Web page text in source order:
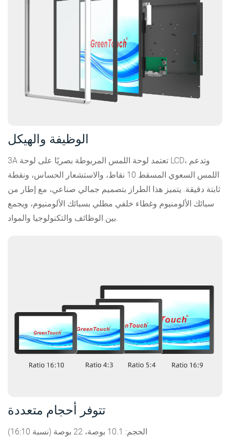
الوظيفة والهيكل
3A تعتمد لوحة اللمس المربوطة بصريًا على لوحة LCD، وتدعم
اللمس السعوي المسقط 10 نقاط، والاستشعار الحساس، ونقطة
ثابتة دقيقة. يتميز هذا الطراز بتصميم جمالي صناعي، مع إطار من
سبائك الألومنيوم وغطاء خلفي مطلي بسبائك الألومنيوم، ويجمع
تتوفر أحجام متعددة
(نسبة 16:10) الحجم: 10.1 بوصة، 22 بوصة